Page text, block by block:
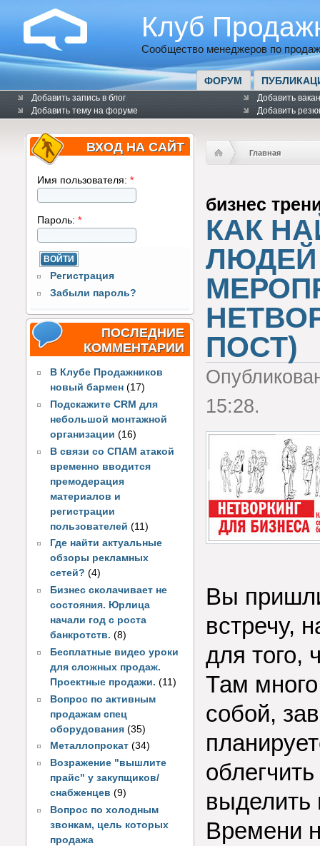
Клуб
Сообщество менеджеров по
ФОРУМ
Добавить запись в блог
Добавить тему на форуме
Добавить
Добавить
ВХОД НА САЙТ
Имя пользователя: *
Пароль: *
Регистрация
Забыли пароль?
ПОСЛЕДНИЕ
КОММЕНТАРИИ
В Клубе Продажников
новый бармен (17)
Подскажите CRM для
небольшой монтажной
организации (16)
В связи со СПАМ атакой
временно вводится
премодерация
материалов и
регистрации
пользователей(11)
Где найти актуальные
обзоры рекламных
сетей? (4)
Бизнес сколачивает не
состояния. Юрлица
начали год с роста
банкротств. (8)
Бесплатные видео уроки
для сложных продаж.
Проектные продажи. (11)
Вопрос по активным
продажам спец
оборудования (35)
Металлопрокат (34)
Возражение "вышлите
прайс" у закупщиков/
снабженцев (9)
Вопрос по холодным
звонкам, цель которых
продажа
Главная
бизнес
КАК
ПОСТ)
15:28.
Вы
встречу,
для того,
Там
собой,
Времени